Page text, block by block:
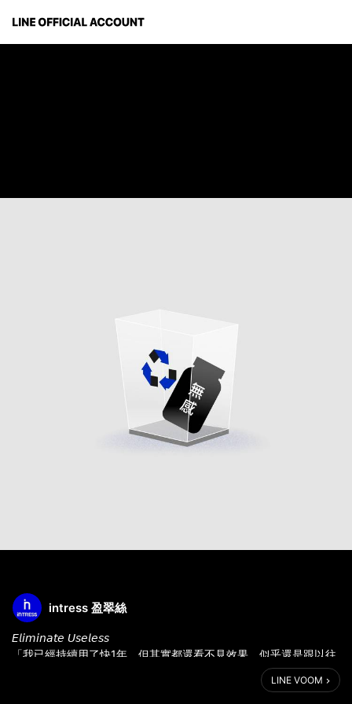
intress 盈翠絲
𝘌𝘭𝘪𝘮𝘪𝘯𝘢𝘵𝘦 𝘜𝘴𝘦𝘭𝘦𝘴𝘴
「我已經持續用了快1年，但其實都還看不見效果，似乎還是跟以往
一樣，是又選錯產品嗎？還是…其實是我的問題？」—— 32歲的
LINE VOOM